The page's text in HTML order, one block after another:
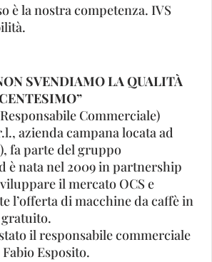
è la nostra competenza. IVS
SVENDIAMO LA QUALITÀ
Commerciale)
azienda campana locata ad
fa parte del gruppo
è nata nel 2009 in partnership
il mercato OCS e
l’offerta di macchine da caffè in
gratuito.
il responsabile commerciale
Esposito.